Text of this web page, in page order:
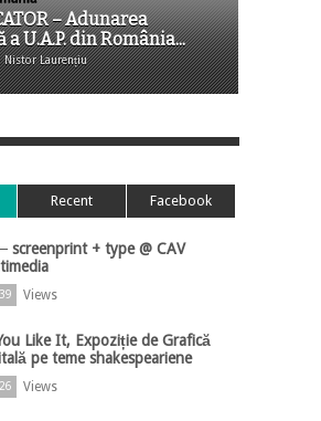
– Adunarea
a U.A.P. din România...
Laurențiu
Recent Facebook
screenprint + type @ CAV
Views
Like It, Expoziție de Grafică
pe teme shakespeariene
Views